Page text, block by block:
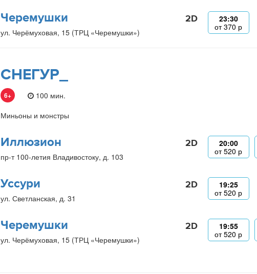
Черемушки
ул. Черёмуховая, 15 (ТРЦ «Черемушки»)
2D
23:30
от370 р
СНЕГУР_
6+
100 мин.
Миньоны и монстры
Иллюзион
пр-т 100-летия Владивостоку, д. 103
2D
20:00
от520 р
Уссури
ул. Светланская, д. 31
2D
19:25
от520 р
Черемушки
ул. Черёмуховая, 15 (ТРЦ «Черемушки»)
2D
19:55
от520 р